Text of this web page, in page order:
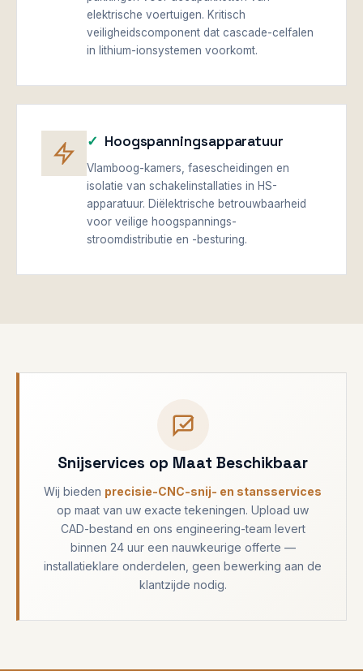
elektrische voertuigen. Kritisch
veiligheidscomponent dat cascade-celfalen
in lithium-ionsystemen voorkomt.
Hoogspanningsapparatuur
Vlamboog-kamers, fasescheidingen en
isolatie van schakelinstallaties in HS-
apparatuur. Diëlektrische betrouwbaarheid
voor veilige hoogspannings-
stroomdistributie en -besturing.
Snijservices op Maat Beschikbaar
Wij bieden precisie-CNC-snij- en stansservices
op maat van uw exacte tekeningen. Upload uw
CAD-bestand en ons engineering-team levert
binnen 24 uur een nauwkeurige offerte —
installatieklare onderdelen, geen bewerking aan de
klantzijde nodig.